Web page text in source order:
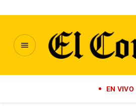
EN VIVO